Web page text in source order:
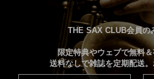
THE SAX CLUB会員の
限定特典やウェブで無料
送料なしで雑誌を定期配送。